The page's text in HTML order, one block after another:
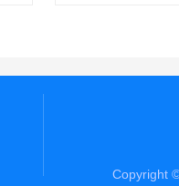
全地形能力边界。
Copyright